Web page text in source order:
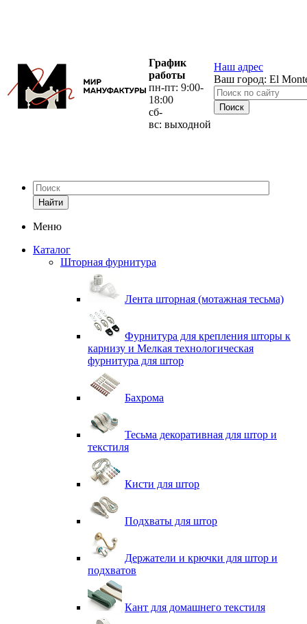
График
работы
пн-пт: 9:00-
18:00
сб-
вс: выходной
Наш адрес
Ваш город: El
Найти
Меню
Каталог
Шторная фурнитура
Лента шторная (мотажная тесьма)
Фурнитура для крепления шторы к
карнизу и Мелкая технологическая
фурнитура для штор
Бахрома
Тесьма декоративная для штор и
текстиля
Кисти для штор
Подхваты для штор
Держатели и крючки для штор и
подхватов
Кант для домашнего текстиля